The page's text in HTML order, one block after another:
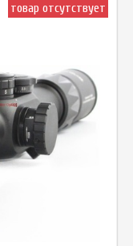
товар отсутствует